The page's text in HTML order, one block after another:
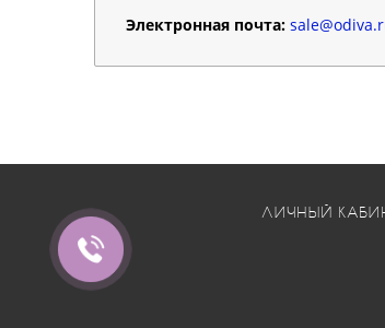
Электронная почта:
ЛИЧНЫЙ